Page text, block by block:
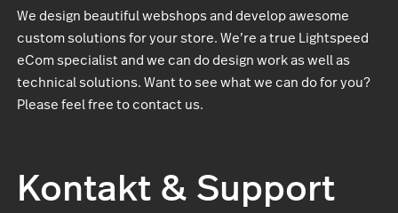
We design beautiful webshops and develop awesome
custom solutions for your store. We’re a true Lightspeed
eCom specialist and we can do design work as well as
technical solutions. Want to see what we can do for you?
Please feel free to contact us.
Kontakt & Support